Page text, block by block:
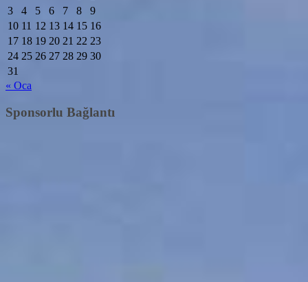
3
4 5 6 7 8
9
10 11 12 13 14 15 16
17 18 19 20 21 22 23
24 25 26 27 28 29 30
31
« Oca
Sponsorlu Bağlantı